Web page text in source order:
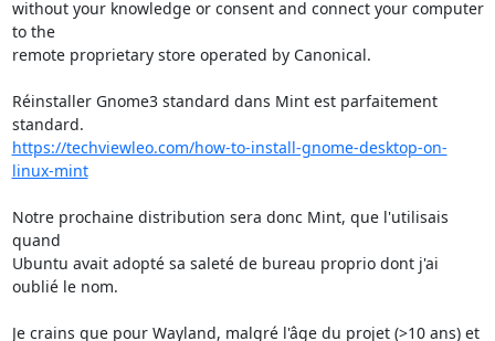
without your knowledge or consent and connect your computer
to the
remote proprietary store operated by Canonical.
Réinstaller Gnome3 standard dans Mint est parfaitement
https://techviewleo.com/how-to-install-gnome-desktop-on-
linux-mint
Notre prochaine distribution sera donc Mint, que l'utilisais
quand
Ubuntu avait adopté sa saleté de bureau proprio dont j'ai
oublié le nom.
Je crains que pour Wayland, malgré l'âge du projet (>10 ans) et